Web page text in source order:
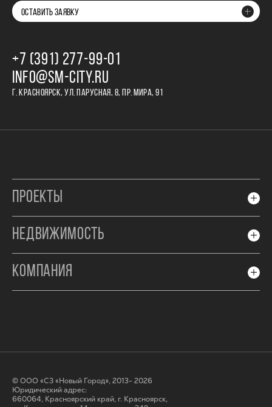
ОСТАВИТЬ ЗАЯВКУ
+7 (391) 277‒99‒01
INFO@SM-CITY.RU
Г. КРАСНОЯРСК, УЛ. ПАРУСНАЯ, 8, ПР. МИРА, 91
ПРОЕКТЫ
НЕДВИЖИМОСТЬ
КОМПАНИЯ
© ООО «СЗ «Новый Город», 2013- 2026
Юридический адрес:
660064, Красноярский край, г. Красноярск,